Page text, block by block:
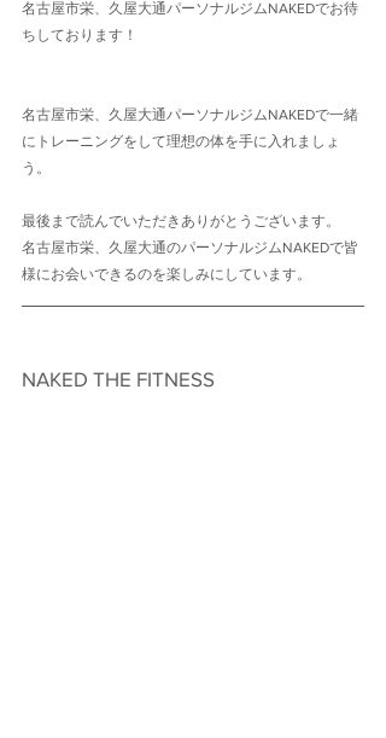
名古屋市栄、久屋大通パーソナルジムNAKEDでお待
ちしております！
名古屋市栄、久屋大通パーソナルジムNAKEDで一緒
にトレーニングをして理想の体を手に入れましょ
う。
最後まで読んでいただきありがとうございます。
名古屋市栄、久屋大通のパーソナルジムNAKEDで皆
様にお会いできるのを楽しみにしています。
NAKED THE FITNESS